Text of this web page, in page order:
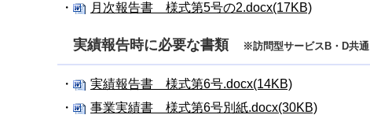
・
月次報告書 様式第5号の2.docx(17KB)
実績報告時に必要な書類 ※訪問型サービスB・D共通
・
実績報告書 様式第6号.docx(14KB)
・
事業実績書 様式第6号別紙.docx(30KB)